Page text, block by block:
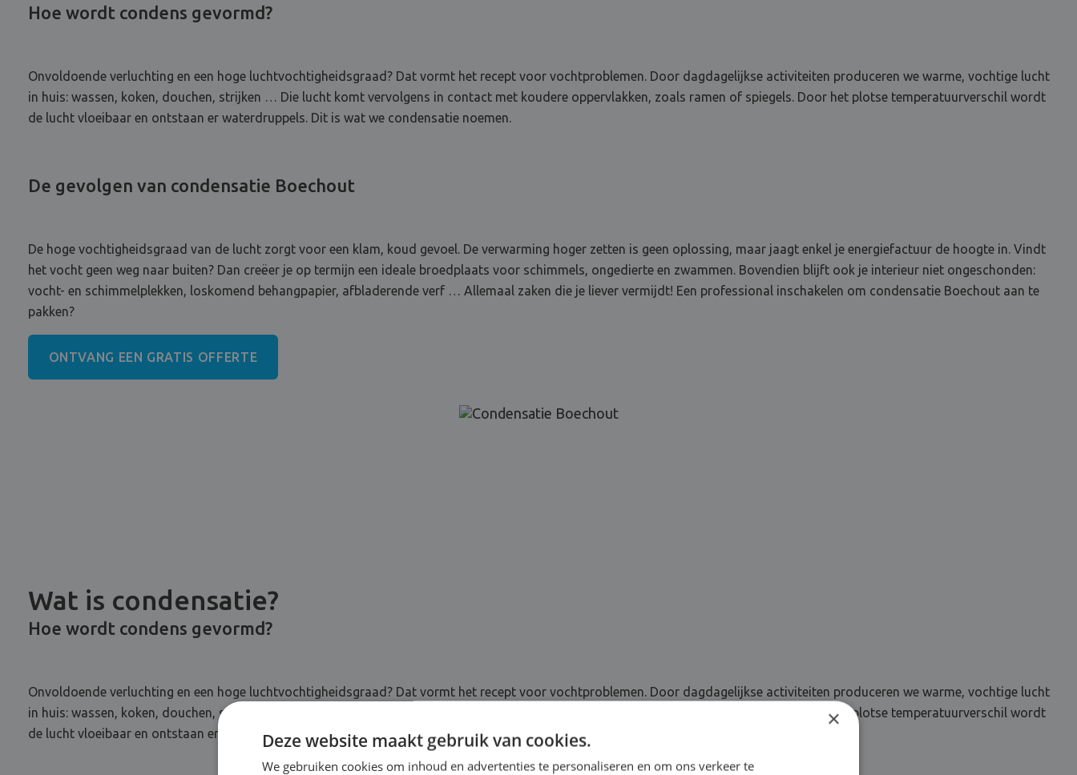
Hoe wordt condens gevormd?
Onvoldoende verluchting en een hoge luchtvochtigheidsgraad? Dat vormt het recept voor vochtproblemen. Door dagdagelijkse activiteiten produceren we warme, vochtige lucht
in huis: wassen, koken, douchen, strijken … Die lucht komt vervolgens in contact met koudere oppervlakken, zoals ramen of spiegels. Door het plotse temperatuurverschil wordt
de lucht vloeibaar en ontstaan er waterdruppels. Dit is wat we condensatie noemen.
De gevolgen van condensatie Boechout
De hoge vochtigheidsgraad van de lucht zorgt voor een klam, koud gevoel. De verwarming hoger zetten is geen oplossing, maar jaagt enkel je energiefactuur de hoogte in. Vindt
het vocht geen weg naar buiten? Dan creëer je op termijn een ideale broedplaats voor schimmels, ongedierte en zwammen. Bovendien blijft ook je interieur niet ongeschonden:
vocht- en schimmelplekken, loskomend behangpapier, afbladerende verf … Allemaal zaken die je liever vermijdt! Een professional inschakelen om condensatie Boechout aan te
pakken?
ONTVANG EEN GRATIS OFFERTE
Wat is condensatie?
Hoe wordt condens gevormd?
Onvoldoende verluchting en een hoge luchtvochtigheidsgraad? Dat vormt het recept voor vochtproblemen. Door dagdagelijkse activiteiten produceren we warme, vochtige lucht
in huis: wassen, koken, douchen, strijken … Die lucht komt vervolgens in contact met koudere oppervlakken, zoals ramen of spiegels. Door het plotse temperatuurverschil wordt
de lucht vloeibaar en ontstaan er waterdruppels. Dit is wat we condensatie noemen.
×
Deze website maakt gebruik van cookies.
We gebruiken cookies om inhoud en advertenties te personaliseren en om ons verkeer te